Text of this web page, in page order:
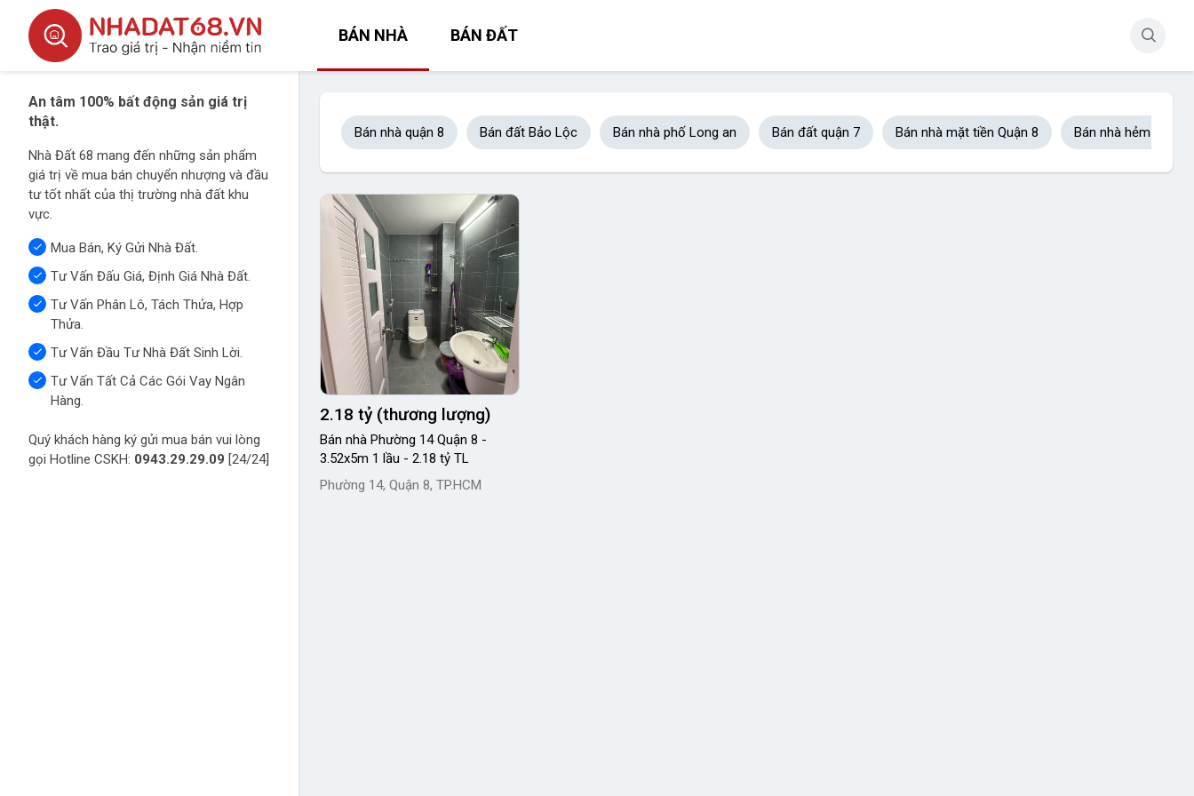
BÁN NHÀ BÁN ĐẤT
An tâm 100% bất động sản giá trị
thật.
Nhà Đất 68 mang đến những sản phẩm
giá trị về mua bán chuyển nhượng và đầu
tư tốt nhất của thị trường nhà đất khu
vực.
Mua Bán, Ký Gửi Nhà Đất.
Tư Vấn Đấu Giá, Định Giá Nhà Đất.
Tư Vấn Phân Lô, Tách Thửa, Hợp
Thửa.
Tư Vấn Đầu Tư Nhà Đất Sinh Lời.
Tư Vấn Tất Cả Các Gói Vay Ngân
Hàng.
Quý khách hàng ký gửi mua bán vui lòng
gọi Hotline CSKH: 0943.29.29.09 [24/24]
Bán nhà quận 8 Bán đất Bảo Lộc Bán nhà phố Long an Bán đất quận 7 Bán nhà mặt tiền Quận 8 Bán nhà hẻm xe hơi
2.18 tỷ (thương lượng)
Bán nhà Phường 14 Quận 8 -
3.52x5m 1 lầu - 2.18 tỷ TL
Phường 14, Quận 8, TP.HCM